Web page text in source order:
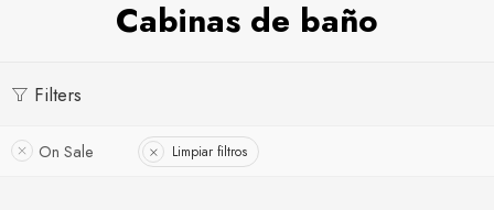
Cabinas de baño
Filters
On Sale Limpiar filtros